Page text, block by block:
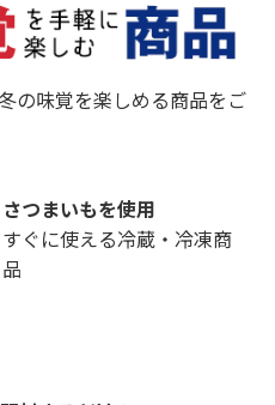
の味覚を楽しめる商品をご
さつまいもを使用
すぐに使える冷蔵・冷凍商
品